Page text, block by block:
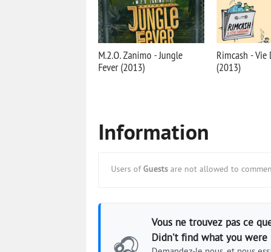
M.2.O. Zanimo - Jungle
Fever (2013)
Rimcash - Vie
(2013)
Information
Users of Guests are not allowed to
Vous ne trouvez pas ce
Didn't find what you were